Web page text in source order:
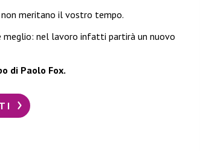
non meritano il vostro tempo.
nel lavoro infatti partirà un nuovo
di Paolo Fox.